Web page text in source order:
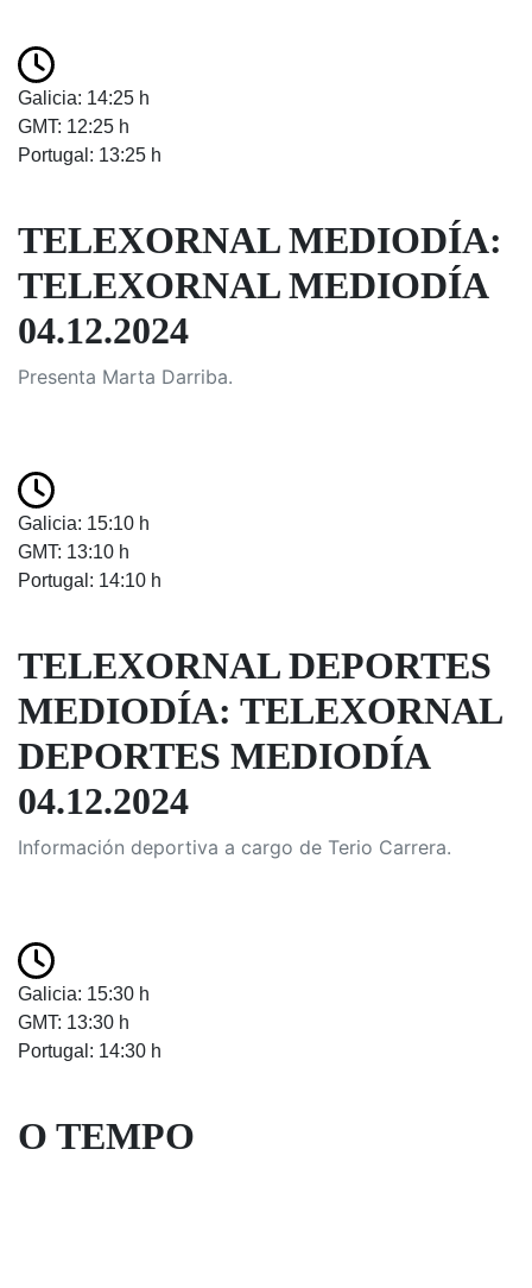
Galicia: 14:25 h
GMT: 12:25 h
Portugal: 13:25 h
TELEXORNAL MEDIODÍA:
TELEXORNAL MEDIODÍA
04.12.2024
Presenta Marta Darriba.
Galicia: 15:10 h
GMT: 13:10 h
Portugal: 14:10 h
TELEXORNAL DEPORTES
MEDIODÍA: TELEXORNAL
DEPORTES MEDIODÍA
04.12.2024
Información deportiva a cargo de Terio Carrera.
Galicia: 15:30 h
GMT: 13:30 h
Portugal: 14:30 h
O TEMPO